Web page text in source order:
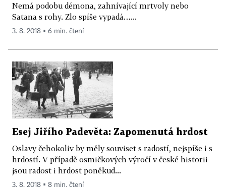
Nemá podobu démona, zahnívající mrtvoly nebo
Satana s rohy. Zlo spíše vypadá…...
3. 8. 2018 ▪ 6 min. čtení
Esej Jiřího Padevěta: Zapomenutá hrdost
Oslavy čehokoliv by měly souviset s radostí, nejspíše i s
hrdostí. V případě osmičkových výročí v české historii
jsou radost i hrdost poněkud...
3. 8. 2018 ▪ 8 min. čtení